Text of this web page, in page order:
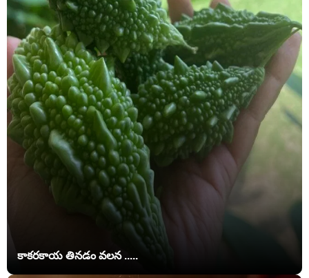
కాకరకాయ తినడం వలన .....